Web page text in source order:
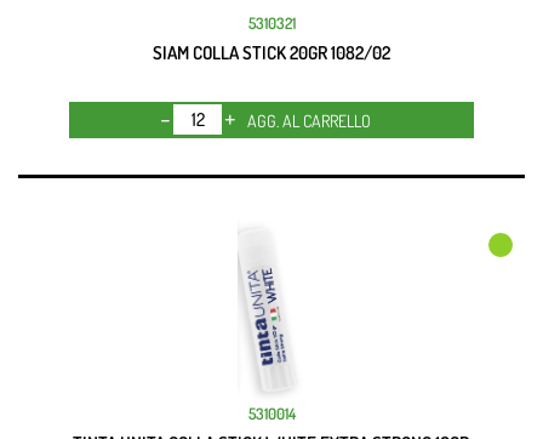
5310321
SIAM COLLA STICK 20GR 1082/02
Quantità
AGG. AL CARRELLO
5310014